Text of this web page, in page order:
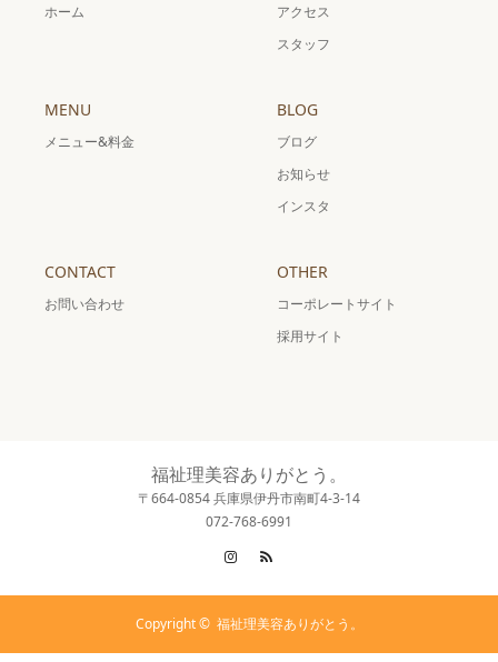
ホーム
アクセス
スタッフ
MENU
メニュー&料金
BLOG
ブログ
お知らせ
インスタ
CONTACT
お問い合わせ
OTHER
コーポレートサイト
採用サイト
福祉理美容ありがとう。
〒664-0854 兵庫県伊丹市南町4-3-14
072-768-6991
Instagram
Copyright © 福祉理美容ありがとう。